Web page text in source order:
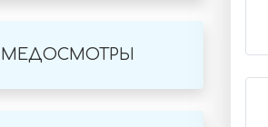
МЕДОСМОТРЫ